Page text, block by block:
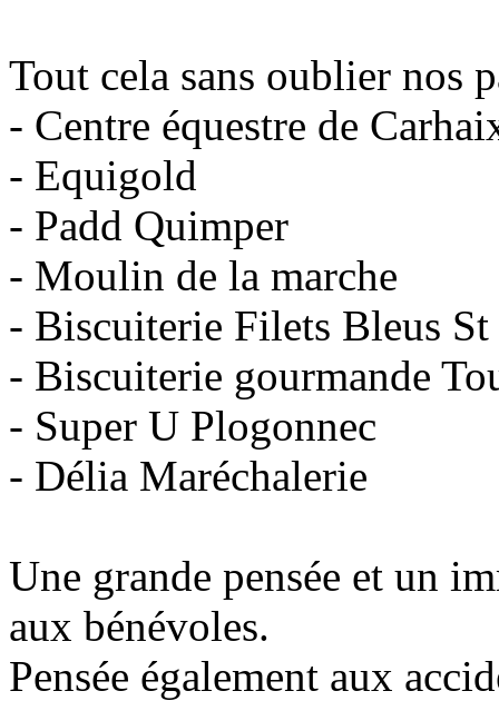
Tout cela sans oublier nos
- Centre équestre de
- Equigold
- Padd Quimper
- Moulin de la marche
- Biscuiterie Filets Bleus St
- Biscuiterie gourmande
- Super U Plogonnec
- Délia Maréchalerie
Une grande pensée et un
aux bénévoles.
Pensée également aux